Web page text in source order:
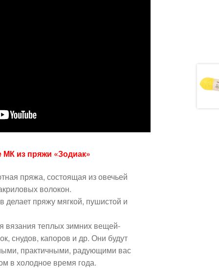
МК из пряжи «Зодиак»
пряжа, состоящая из овечьей
волокон.
делает пряжу мягкой, пушистой и
вязания теплых зимних вещей-
снудов, капоров и др. Они будут
практичными, радующими вас
в холодное время года.